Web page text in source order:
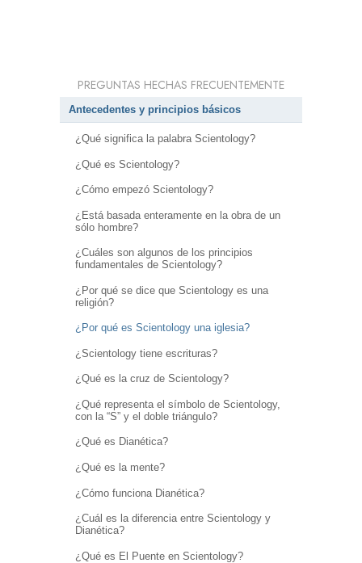
PREGUNTAS HECHAS FRECUENTEMENTE
Antecedentes y principios básicos
¿Qué significa la palabra Scientology?
¿Qué es Scientology?
¿Cómo empezó Scientology?
¿Está basada enteramente en la obra de un
sólo hombre?
¿Cuáles son algunos de los principios
fundamentales de Scientology?
¿Por qué se dice que Scientology es una
religión?
¿Por qué es Scientology una iglesia?
¿Scientology tiene escrituras?
¿Qué es la cruz de Scientology?
¿Qué representa el símbolo de Scientology,
con la “S” y el doble triángulo?
¿Qué es Dianética?
¿Qué es la mente?
¿Cómo funciona Dianética?
¿Cuál es la diferencia entre Scientology y
Dianética?
¿Qué es El Puente en Scientology?